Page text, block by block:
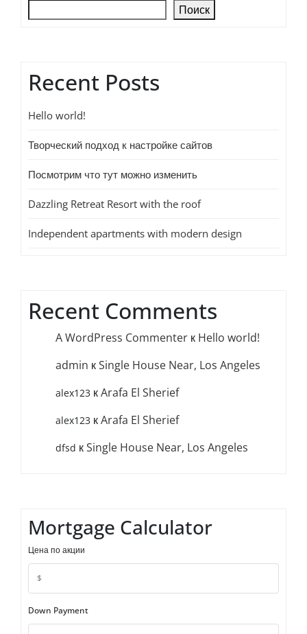
Поиск
Recent Posts
Hello world!
Творческий подход к настройке сайтов
Посмотрим что тут можно изменить
Dazzling Retreat Resort with the roof
Independent apartments with modern design
Recent Comments
A WordPress Commenter к Hello world!
admin кSingle House Near, Los Angeles
alex123 кArafa El Sherief
alex123 кArafa El Sherief
dfsd кSingle House Near, Los Angeles
Mortgage Calculator
Цена по акции
Down Payment